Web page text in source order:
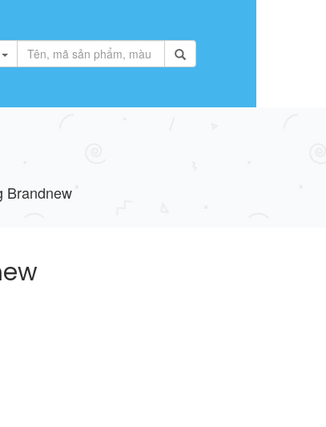
Brandnew